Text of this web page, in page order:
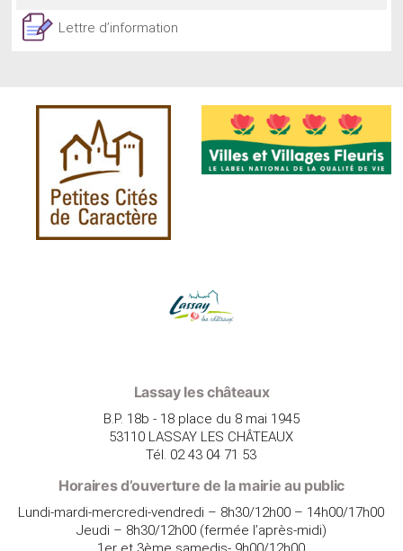
Lettre d’information
Lassay les châteaux
B.P. 18b - 18 place du 8 mai 1945
53110 LASSAY LES CHÂTEAUX
Tél. 02 43 04 71 53
Horaires d’ouverture de la mairie au public
Lundi-mardi-mercredi-vendredi – 8h30/12h00 – 14h00/17h00
Jeudi – 8h30/12h00 (fermée l’après-midi)